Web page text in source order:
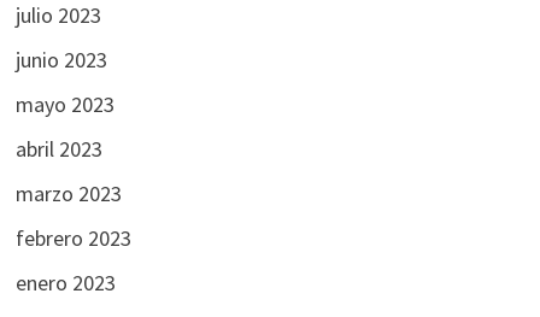
julio 2023
junio 2023
mayo 2023
abril 2023
marzo 2023
febrero 2023
enero 2023